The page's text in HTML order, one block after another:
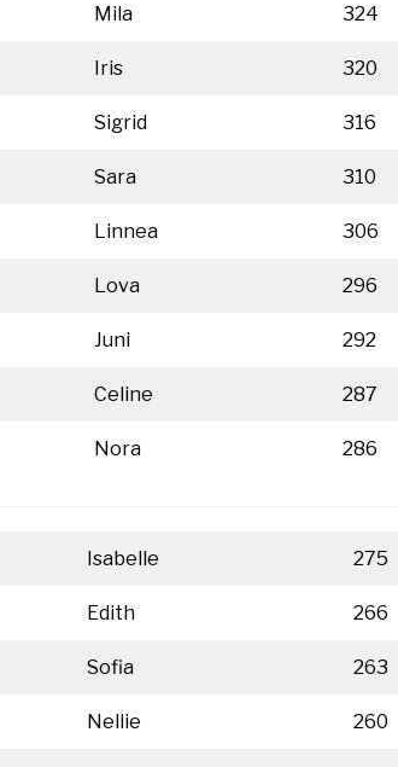
Mila 324
Iris 320
Sigrid 316
Sara 310
Linnea 306
Lova 296
Juni 292
Celine 287
Nora 286
Isabelle 275
Edith 266
Sofia 263
Nellie 260